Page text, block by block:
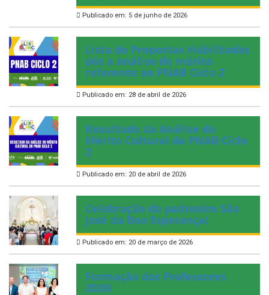
Publicado em: 5 de junho de 2026
Lista de Propostas Habilitadas
pós a análise de mérito
referente ao PNAB Ciclo 2
Publicado em: 28 de abril de 2026
Resultado da Análise do
Mérito Cultural da PNAB Ciclo
2
Publicado em: 20 de abril de 2026
Celebração do padroeiro São
José da Boa Esperança!
Publicado em: 20 de março de 2026
Formação dos Professores
2026!